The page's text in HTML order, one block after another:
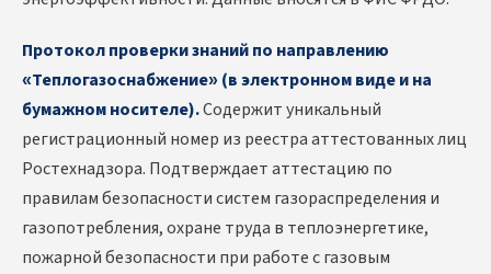
Протокол проверки знаний по направлению
«Теплогазоснабжение» (в электронном виде и на
бумажном носителе).Содержит уникальный
регистрационный номер из реестра аттестованных лиц
Ростехнадзора. Подтверждает аттестацию по
правилам безопасности систем газораспределения и
газопотребления, охране труда в теплоэнергетике,
пожарной безопасности при работе с газовым